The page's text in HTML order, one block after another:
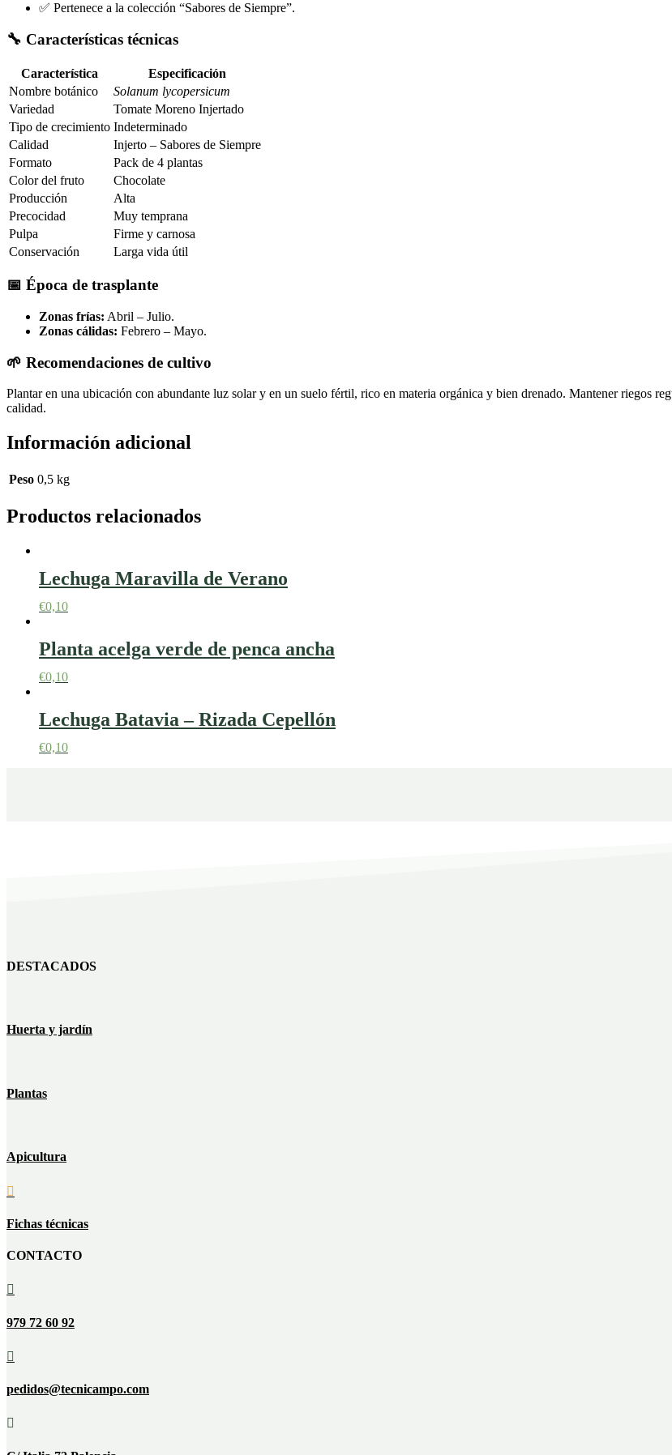
✅ Pertenece a la colección “Sabores de Siempre”.
🔧 Características técnicas
Característica
Especificación
Nombre botánico
Solanum lycopersicum
Variedad
Tomate Moreno Injertado
Tipo de crecimiento Indeterminado
Calidad
Injerto – Sabores de Siempre
Formato
Pack de 4 plantas
Color del fruto
Chocolate
Producción
Alta
Precocidad
Muy temprana
Pulpa
Firme y carnosa
Conservación
Larga vida útil
📅 Época de trasplante
Zonas frías: Abril – Julio.
Zonas cálidas: Febrero – Mayo.
🌱 Recomendaciones de cultivo
Plantar en una ubicación con abundante luz solar y en un suelo fértil, rico en materia orgánica y bien drenado. Mantener riegos
calidad.
Información adicional
Peso 0,5 kg
Productos relacionados
Lechuga Maravilla de Verano
€0,10
Planta acelga verde de penca ancha
€0,10
Lechuga Batavia – Rizada Cepellón
€0,10
DESTACADOS
Huerta y jardín
Plantas
Apicultura

Fichas técnicas
CONTACTO

979 72 60 92

pedidos@tecnicampo.com
